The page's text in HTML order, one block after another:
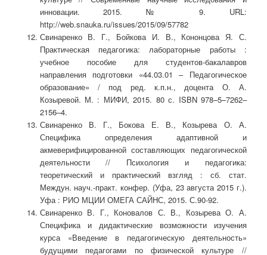
инновации. 2015. № 9. URL:
http://web.snauka.ru/issues/2015/09/57782
Свинаренко В. Г., Бойкова И. В., Кононцова Я. С.
Практическая педагогика: лабораторные работы :
учебное пособие для студентов-бакалавров
направления подготовки «44.03.01 – Педагогическое
образование» / под ред. к.п.н., доцента О. А.
Козыревой. М. : МИФИ, 2015. 80 с. ISBN 978–5–7262–
2156–4.
Свинаренко В. Г., Бокова Е. В., Козырева О. А.
Специфика определения адаптивной и
акмеверифицированной составляющих педагогической
деятельности // Психология и педагогика:
теоретический и практический взгляд : сб. стат.
Междун. науч.-практ. конфер. (Уфа, 23 августа 2015 г.).
Уфа : РИО МЦИИ ОМЕГА САЙНС, 2015. С.90-92.
Свинаренко В. Г., Коновалов С. В., Козырева О. А.
Специфика и дидактические возможности изучения
курса «Введение в педагогическую деятельность»
будущими педагогами по физической культуре //